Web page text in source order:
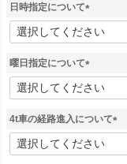
日時指定について
(
必
)
曜日指定について
(
必
4t車の経路進入について
(